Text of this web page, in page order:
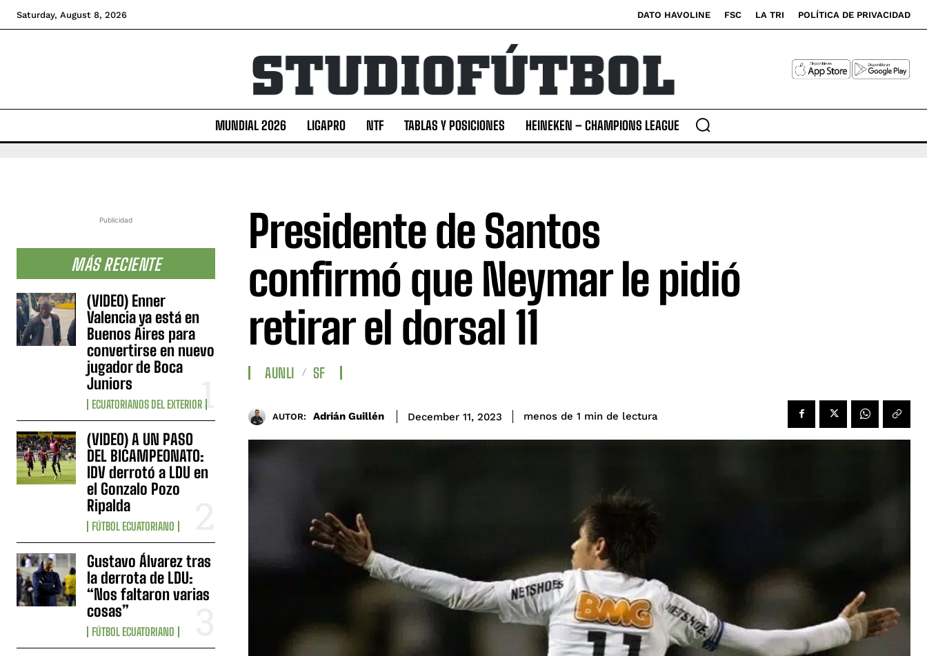
Saturday, August 8, 2026 DATO HAVOLINE FSC LA TRI POLÍTICA DE PRIVACIDAD
MUNDIAL 2026 LIGAPRO NTF TABLAS Y POSICIONES HEINEKEN – CHAMPIONS LEAGUE
Publicidad
MÁS RECIENTE
(VIDEO) Enner
Valencia ya está en
Buenos Aires para
convertirse en nuevo
jugador de Boca
Juniors
ECUATORIANOS DEL EXTERIOR
(VIDEO) A UN PASO
DEL BICAMPEONATO:
IDV derrotó a LDU en
el Gonzalo Pozo
Ripalda
FÚTBOL ECUATORIANO
Gustavo Álvarez tras
la derrota de LDU:
“Nos faltaron varias
cosas”
FÚTBOL ECUATORIANO
Presidente de Santos
confirmó que Neymar le pidió
retirar el dorsal 11
AUNLI SF
AUTOR: Adrián Guillén December 11, 2023 menos de 1 min de lectura